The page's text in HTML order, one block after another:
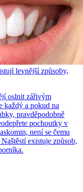
levnější způsoby,
oslnit zářivým
každý a pokud na
pravděpodobně
pochoutky v
není se čemu
existuje způsob,